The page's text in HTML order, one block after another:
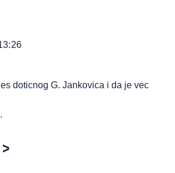
doticnog G. Jankovica i da je vec